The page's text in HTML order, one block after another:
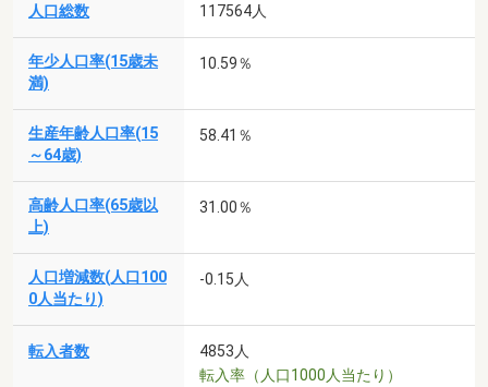
人口総数 117564人
年少人口率(15歳未
満)
10.59％
生産年齢人口率(15
～64歳)
58.41％
高齢人口率(65歳以
上)
31.00％
人口増減数(人口100
0人当たり)
-0.15人
転入者数
4853人
転入率（人口1000人当たり）